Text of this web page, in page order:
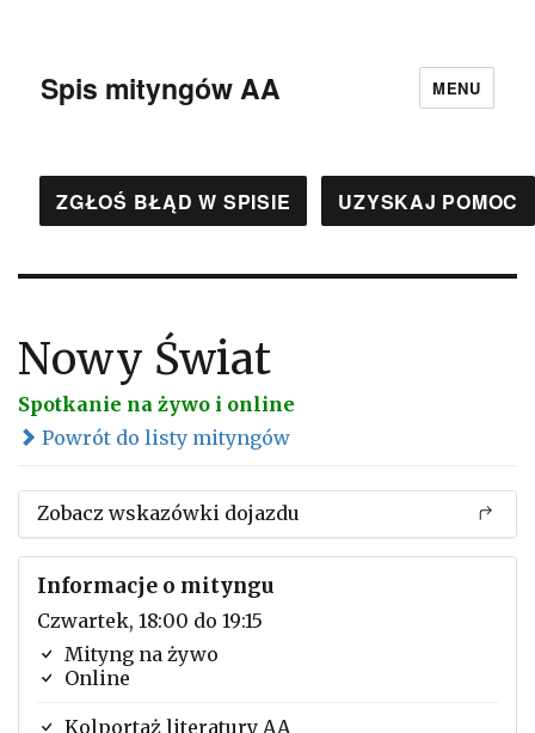
Spis mityngów AA MENU
ZGŁOŚ BŁĄD W SPISIE UZYSKAJ POMOC
Nowy Świat
Spotkanie na żywo i online
Powrót do listy mityngów
Zobacz wskazówki dojazdu
Informacje o mityngu
Czwartek, 18:00 do 19:15
Mityng na żywo
Online
Kolportaż literatury AA